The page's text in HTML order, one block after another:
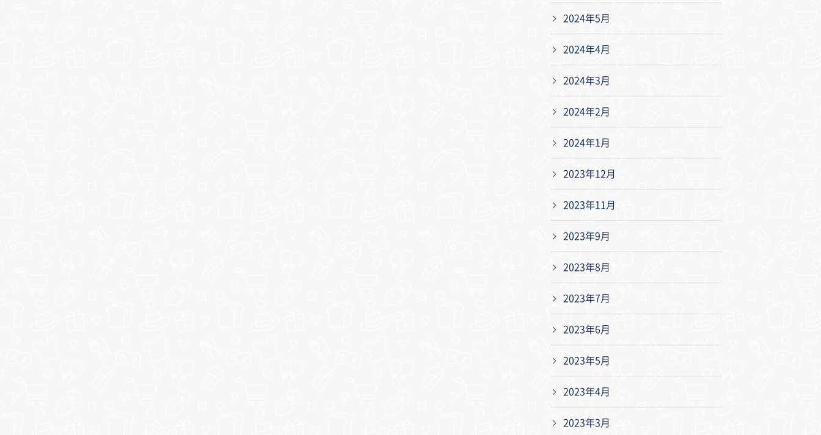
2024年5月
2024年4月
2024年3月
2024年2月
2024年1月
2023年12月
2023年11月
2023年9月
2023年8月
2023年7月
2023年6月
2023年5月
2023年4月
2023年3月